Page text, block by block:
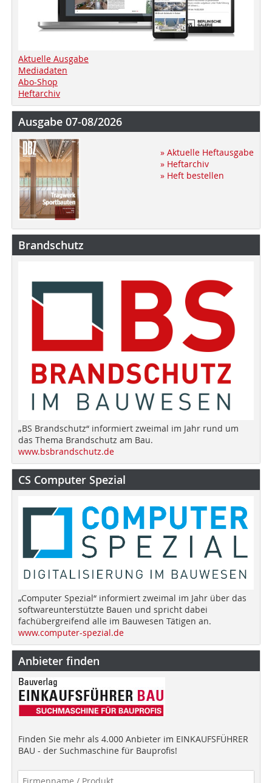
Aktuelle Ausgabe
Mediadaten
Abo-Shop
Heftarchiv
Ausgabe 07-08/2026
» Aktuelle Heftausgabe
» Heftarchiv
» Heft bestellen
Brandschutz
„BS Brandschutz“ informiert zweimal im Jahr rund um
das Thema Brandschutz am Bau.
www.bsbrandschutz.de
CS Computer Spezial
„Computer Spezial“ informiert zweimal im Jahr über das
softwareunterstützte Bauen und spricht dabei
fachübergreifend alle im Bauwesen Tätigen an.
www.computer-spezial.de
Anbieter finden
Finden Sie mehr als 4.000 Anbieter im EINKAUFSFÜHRER
BAU - der Suchmaschine für Bauprofis!